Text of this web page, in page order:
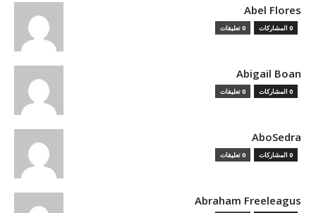
Abel Flores
0 المشاركات 0 تعليقات
Abigail Boan
0 المشاركات 0 تعليقات
AboSedra
0 المشاركات 0 تعليقات
Abraham Freeleagus